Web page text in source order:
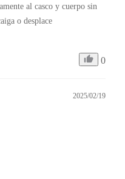
al casco y cuerpo sin
o desplace
0
2025/02/19